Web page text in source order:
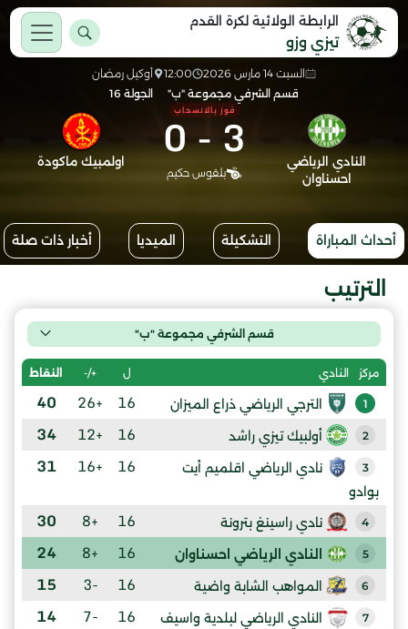
الرابطة الولائية لكرة القدم
تيزي وزو
السبت 14 مارس 2026 12:00
أوكيل رمضان
قسم الشرفي مجموعة "ب"
الجولة 16
النادي الرياضي
احسناوان
3
-
0فوز بالانسحاب
بلقوس حكيم
اولمبيك ماكودة
أحداث المباراة التشكيلة الميديا أخبار ذات صلة
الترتيب
قسم الشرفي مجموعة "ب"
مركز النادي ل +/- النقاط
1 الترجي الرياضي ذراع الميزان 16
+26
40
2 أولبيك تيزي راشد 16
+12
34
3
نادي الرياضي اقلميم أيت
بوادو
16
+16
31
4 نادي راسينغ بترونة 16
+8
30
5 النادي الرياضي احسناوان 16
+8
24
6 المواهب الشابة واضية 16
-3
15
7 النادي الرياضي لبلدية واسيف 16
-7
14